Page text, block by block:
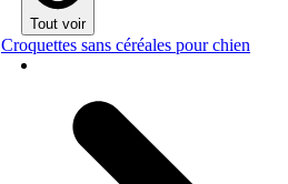
Tout voir
Croquettes sans céréales pour chien